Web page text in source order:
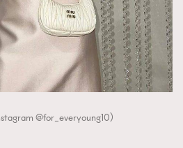
@for_everyoung10）